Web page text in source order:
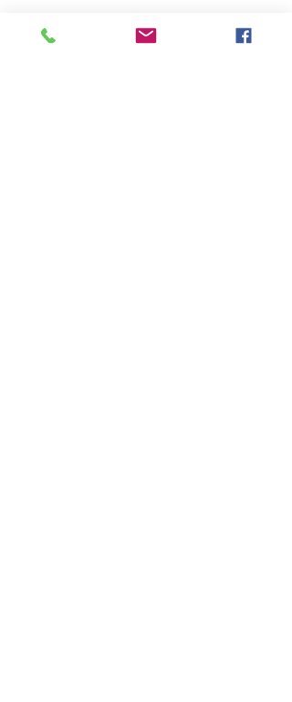
Telefon:
+41 77 468 08 46
E-Mail: ecknauerjasmin@outlook.com